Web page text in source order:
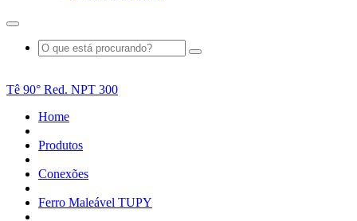
Tê 90° Red. NPT 300
Home
Produtos
Conexões
Ferro Maleável TUPY